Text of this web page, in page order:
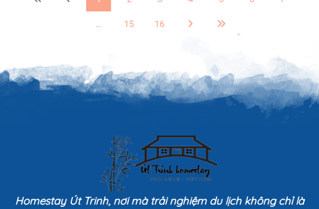
... 15 16
Homestay Út Trinh, nơi mà trải nghiệm du lịch không chỉ là